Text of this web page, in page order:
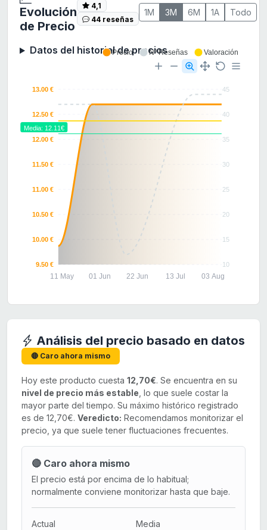
Evolución
de Precio
4,1
44 reseñas
1M 3M 6M 1A Todo
Datos del historial de precios
45
40
35
30
25
20
15
10
13.00 €
12.50 €
12.00 €
11.50 €
11.00 €
10.50 €
10.00 €
9.50 €
11 May 01 Jun 22 Jun 13 Jul 03 Aug
Media: 12.11€
Precio Nº Reseñas Valoración
Análisis del precio basado en datos
🔴 Caro ahora mismo
Hoy este producto cuesta 12,70€. Se encuentra en su
nivel de precio más estable , lo que suele costar la
mayor parte del tiempo. Su máximo histórico registrado
es de 12,70€. Veredicto: Recomendamos monitorizar el
precio, ya que suele tener fluctuaciones frecuentes.
🔴 Caro ahora mismo
El precio está por encima de lo habitual;
normalmente conviene monitorizar hasta que baje.
Actual
Media